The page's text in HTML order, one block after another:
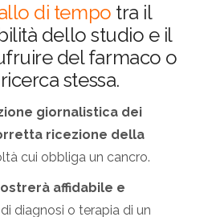
di tempo tra il
dello studio e il
del farmaco o
stessa.
giornalistica dei
ricezione della
cui obbliga un cancro.
affidabile e
diagnosi o terapia di un